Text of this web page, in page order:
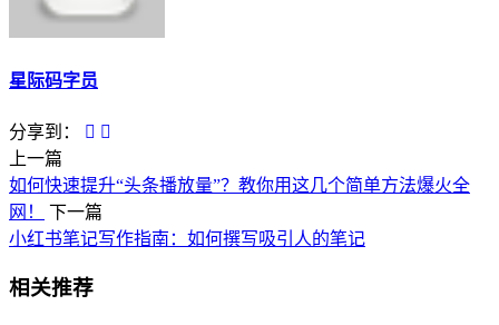
星际码字员
分享到：
上一篇
如何快速提升“头条播放量”？教你用这几个简单方法爆火全
网！
下一篇
小红书笔记写作指南：如何撰写吸引人的笔记
相关推荐